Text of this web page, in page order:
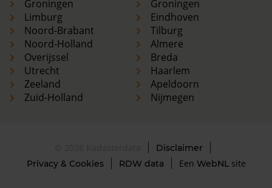
Groningen
Limburg
Noord-Brabant
Noord-Holland
Overijssel
Utrecht
Zeeland
Zuid-Holland
Groningen
Eindhoven
Tilburg
Almere
Breda
Haarlem
Apeldoorn
Nijmegen
Disclaimer
Privacy & Cookies
RDW data Een WebNLsite